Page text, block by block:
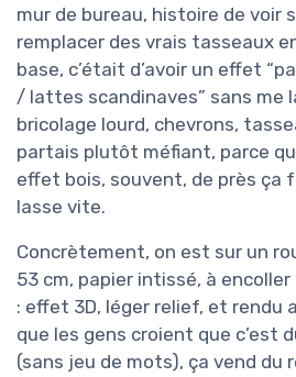
mur de bureau, histoire de voir
remplacer des vrais tasseaux
base, c’était d’avoir un effet
/ lattes scandinaves” sans me
bricolage lourd, chevrons,
partais plutôt méfiant, parce
effet bois, souvent, de près ça
lasse vite.
Concrètement, on est sur un
53 cm, papier intissé, à encoller
: effet 3D, léger relief, et rendu
que les gens croient que c’est
(sans jeu de mots), ça vend du